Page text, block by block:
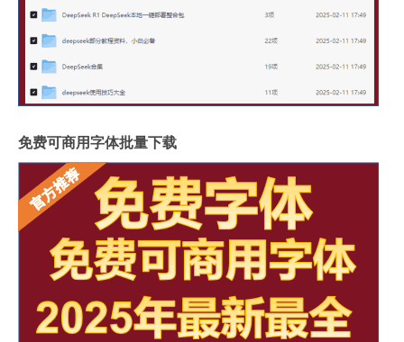
免费可商用字体批量下载